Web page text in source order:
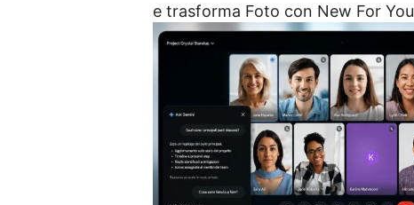
e trasforma Foto con New For You